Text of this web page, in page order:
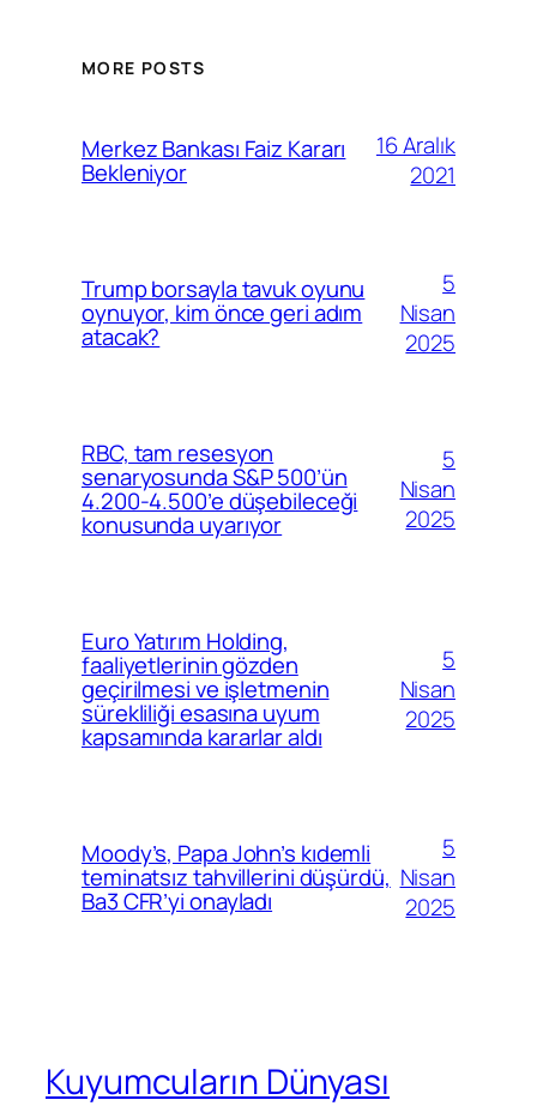
MORE POSTS
Merkez Bankası Faiz Kararı
Bekleniyor
16 Aralık
2021
Trump borsayla tavuk oyunu
oynuyor, kim önce geri adım
atacak?
5
Nisan
2025
RBC, tam resesyon
senaryosunda S&P 500’ün
4.200-4.500’e düşebileceği
konusunda uyarıyor
5
Nisan
2025
Euro Yatırım Holding,
faaliyetlerinin gözden
geçirilmesi ve işletmenin
sürekliliği esasına uyum
kapsamında kararlar aldı
5
Nisan
2025
Moody’s, Papa John’s kıdemli
teminatsız tahvillerini düşürdü,
Ba3 CFR’yi onayladı
5
Nisan
2025
Kuyumcuların Dünyası